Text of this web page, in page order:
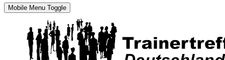
Mobile Menu Toggle